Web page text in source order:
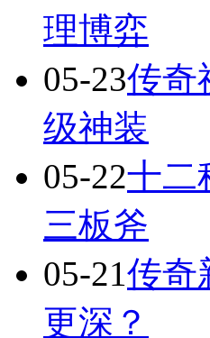
理博弈
05-23传奇
级神装
05-22十二
三板斧
05-21传奇
更深？